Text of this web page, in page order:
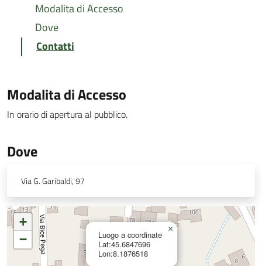
Modalita di Accesso
Dove
Contatti
Modalita di Accesso
In orario di apertura al pubblico.
Dove
Via G. Garibaldi, 97
Luogo a coordinate
Lat:45.6847696
Lon:8.1876518
×
+
−